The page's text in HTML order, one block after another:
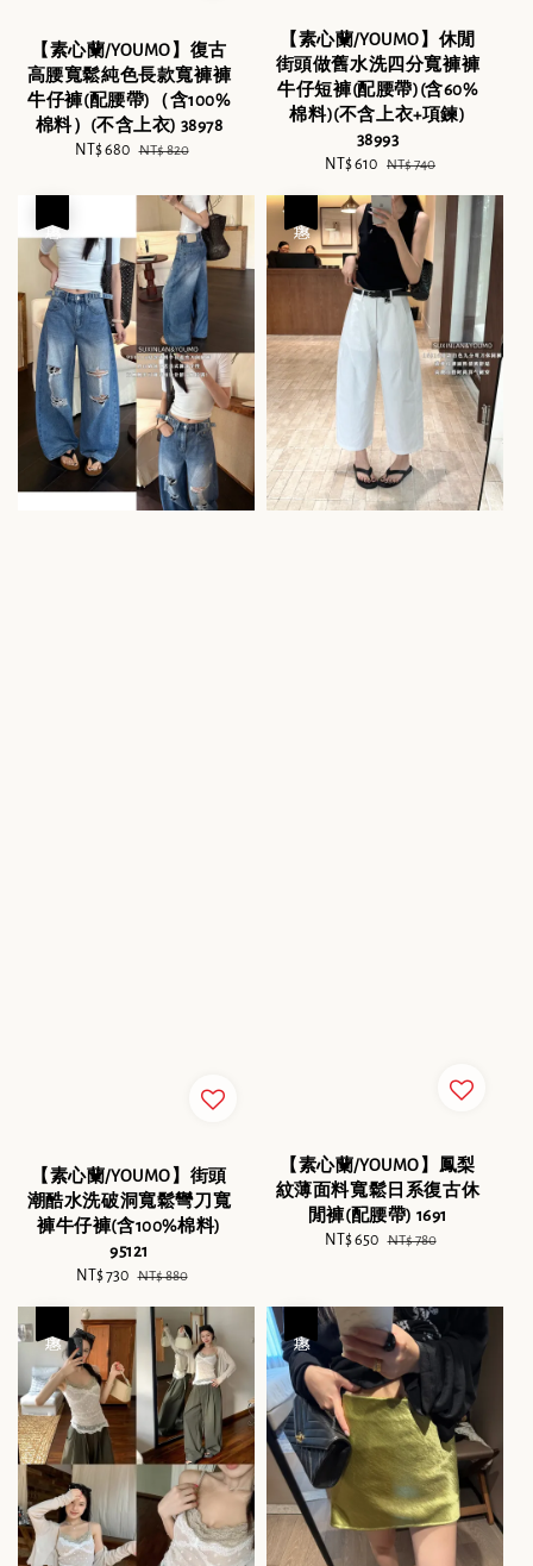
【素心蘭/YOUMO】復古
高腰寬鬆純色長款寬褲褲
牛仔褲(配腰帶)（含100%
棉料）(不含上衣) 38978
Sale
NT$ 680 Regular
NT$ 820
【素心蘭/YOUMO】休閒
街頭做舊水洗四分寬褲褲
牛仔短褲(配腰帶)(含60%
棉料)(不含上衣+項鍊)
38993
Sale
NT$ 610 Regular
NT$ 740
【素心蘭/YOUMO】街頭
潮酷水洗破洞寬鬆彎刀寬
褲牛仔褲(含100%棉料)
95121
Sale
NT$ 730 Regular
NT$ 880
【素心蘭/YOUMO】鳳梨
紋薄面料寬鬆日系復古休
閒褲(配腰帶) 1691
Sale
NT$ 650 Regular
NT$ 780